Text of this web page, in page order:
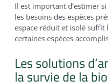
Il est important d’estimer
les besoins des espèces
espace réduit et isolé
certaines espèces
Les solutions
la survie de la